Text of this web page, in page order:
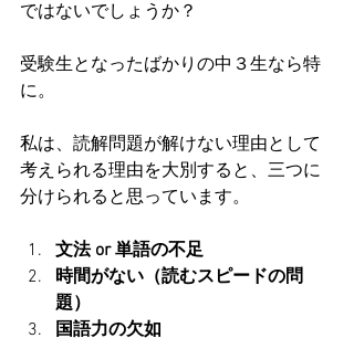
ではないでしょうか？
受験生となったばかりの中３生なら特
に。
私は、読解問題が解けない理由として
考えられる理由を大別すると、三つに
分けられると思っています。
文法 or 単語の不足
時間がない（読むスピードの問
題）
国語力の欠如